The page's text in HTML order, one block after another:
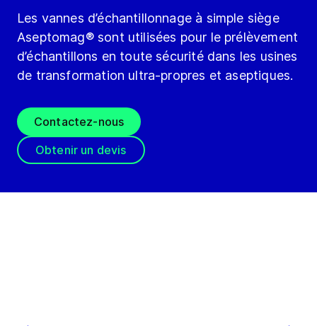
Les vannes d’échantillonnage à simple siège
Aseptomag® sont utilisées pour le prélèvement
d’échantillons en toute sécurité dans les usines
de transformation ultra-propres et aseptiques.
Contactez-nous
Obtenir un devis